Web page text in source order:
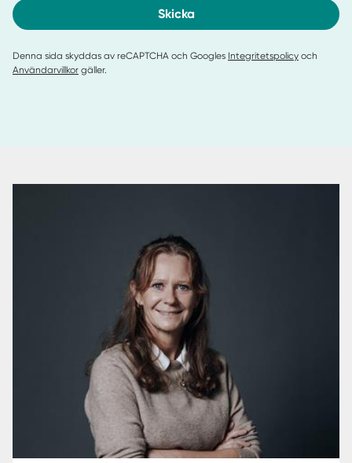
Skicka
Denna sida skyddas av reCAPTCHA och Googles Integritetspolicy och
Användarvillkor gäller.